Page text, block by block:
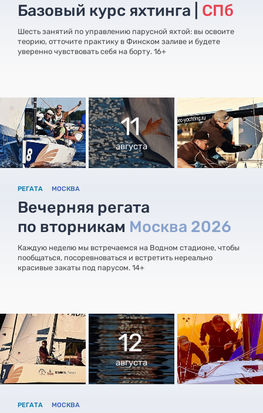
Базовый курс яхтинга | СПб
Шесть занятий по управлению парусной яхтой: вы освоите
теорию, отточите практику в Финском заливе и будете
уверенно чувствовать себя на борту. 16+
11
августа
РЕГАТА МОСКВА
Вечерняя регата
по вторникам Москва 2026
Каждую неделю мы встречаемся на Водном стадионе, чтобы
пообщаться, посоревноваться и встретить нереально
красивые закаты под парусом. 14+
12
августа
РЕГАТА МОСКВА